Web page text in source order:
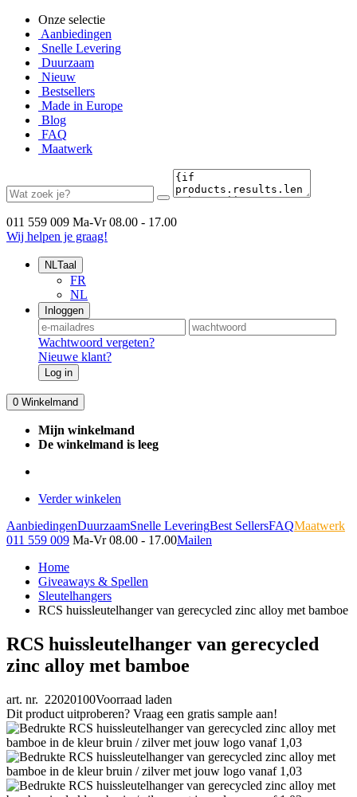
Onze selectie
Aanbiedingen
Snelle Levering
Duurzaam
Nieuw
Bestsellers
Made in Europe
Blog
FAQ
Maatwerk
011 559 009 Ma-Vr 08.00 - 17.00
Wij helpen je graag!
NLTaal
FR
NL
Inloggen
Wachtwoord vergeten?
Nieuwe klant?
Log in
0 Winkelmand
Mijn winkelmand
De winkelmand is leeg
Verder winkelen
AanbiedingenDuurzaamSnelle LeveringBest SellersFAQMaatwerk
011 559 009 Ma-Vr 08.00 - 17.00Mailen
Home
Giveaways & Spellen
Sleutelhangers
RCS huissleutelhanger van gerecycled zinc alloy met bamboe
RCS huissleutelhanger van gerecycled
zinc alloy met bamboe
art. nr. 22020100Voorraad laden
Dit product uitproberen? Vraag een gratis sample aan!